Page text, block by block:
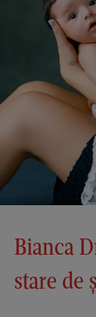
Bianca
stare de